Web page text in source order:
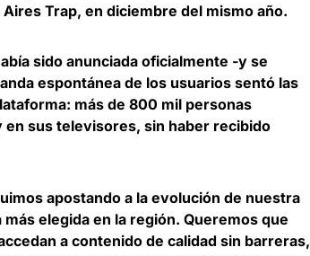
Trap, en diciembre del mismo año.
sido anunciada oficialmente -y se
espontánea de los usuarios sentó las
más de 800 mil personas
en sus televisores, sin haber recibido
apostando a la evolución de nuestra
elegida en la región. Queremos que
a contenido de calidad sin barreras,